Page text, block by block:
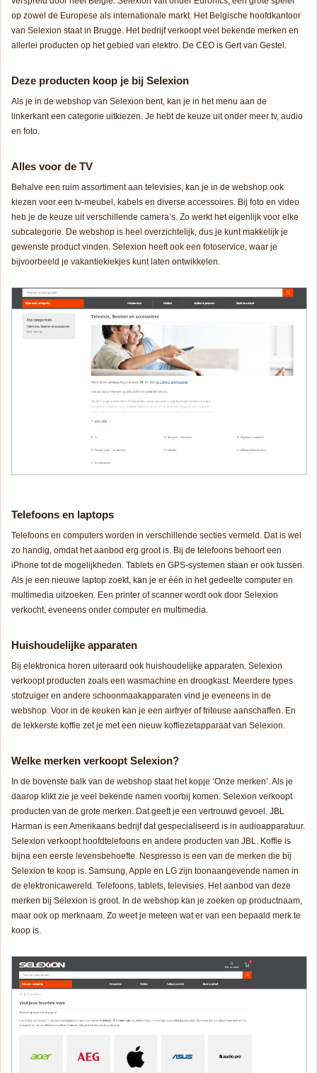
op zowel de Europese als internationale markt. Het Belgische hoofdkantoor
van Selexion staat in Brugge. Het bedrijf verkoopt veel bekende merken en
allerlei producten op het gebied van elektro. De CEO is Gert van Gestel.
Deze producten koop je bij Selexion
Als je in de webshop van Selexion bent, kan je in het menu aan de
linkerkant een categorie uitkiezen. Je hebt de keuze uit onder meer tv, audio
en foto.
Alles voor de TV
Behalve een ruim assortiment aan televisies, kan je in de webshop ook
kiezen voor een tv-meubel, kabels en diverse accessoires. Bij foto en video
heb je de keuze uit verschillende camera’s. Zo werkt het eigenlijk voor elke
subcategorie. De webshop is heel overzichtelijk, dus je kunt makkelijk je
gewenste product vinden. Selexion heeft ook een fotoservice, waar je
bijvoorbeeld je vakantiekiekjes kunt laten ontwikkelen.
Telefoons en laptops
Telefoons en computers worden in verschillende secties vermeld. Dat is wel
zo handig, omdat het aanbod erg groot is. Bij de telefoons behoort een
iPhone tot de mogelijkheden. Tablets en GPS-systemen staan er ook tussen.
Als je een nieuwe laptop zoekt, kan je er één in het gedeelte computer en
multimedia uitzoeken. Een printer of scanner wordt ook door Selexion
verkocht, eveneens onder computer en multimedia.
Huishoudelijke apparaten
Bij elektronica horen uiteraard ook huishoudelijke apparaten. Selexion
verkoopt producten zoals een wasmachine en droogkast. Meerdere types
stofzuiger en andere schoonmaakapparaten vind je eveneens in de
webshop. Voor in de keuken kan je een airfryer of friteuse aanschaffen. En
de lekkerste koffie zet je met een nieuw koffiezetapparaat van Selexion.
Welke merken verkoopt Selexion?
In de bovenste balk van de webshop staat het kopje ‘Onze merken’. Als je
daarop klikt zie je veel bekende namen voorbij komen. Selexion verkoopt
producten van de grote merken. Dat geeft je een vertrouwd gevoel. JBL
Harman is een Amerikaans bedrijf dat gespecialiseerd is in audioapparatuur.
Selexion verkoopt hoofdtelefoons en andere producten van JBL. Koffie is
bijna een eerste levensbehoefte. Nespresso is een van de merken die bij
Selexion te koop is. Samsung, Apple en LG zijn toonaangevende namen in
de elektronicawereld. Telefoons, tablets, televisies. Het aanbod van deze
merken bij Selexion is groot. In de webshop kan je zoeken op productnaam,
maar ook op merknaam. Zo weet je meteen wat er van een bepaald merk te
koop is.